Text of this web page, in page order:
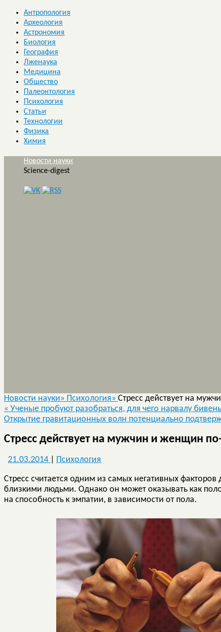
Антропология
Археология
Астрономия
Биология
География
Лженаука
Медицина
Общество
Палеонтология
Психология
Статьи
Технологии
Физика
Химия
Новости науки
Science-digest
Новости науки» Психология» Стресс действует на
« Ученые пробуют разобраться, для чего нарвалу бивень
Открытие гравитационных волн потенциально
Стресс действует на мужчин и женщин
21.03.2014 Психология
Стресс считается одним из самых негативных
близкими людьми. Однако он может оказывать как
на способность к эмпатии, в зависимости от пола.